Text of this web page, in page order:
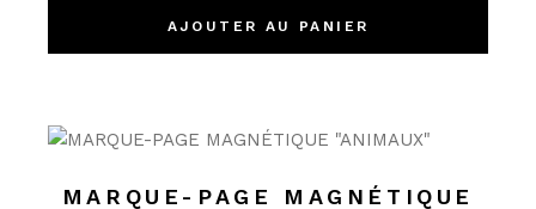
AJOUTER AU PANIER
MARQUE-PAGE MAGNÉTIQUE